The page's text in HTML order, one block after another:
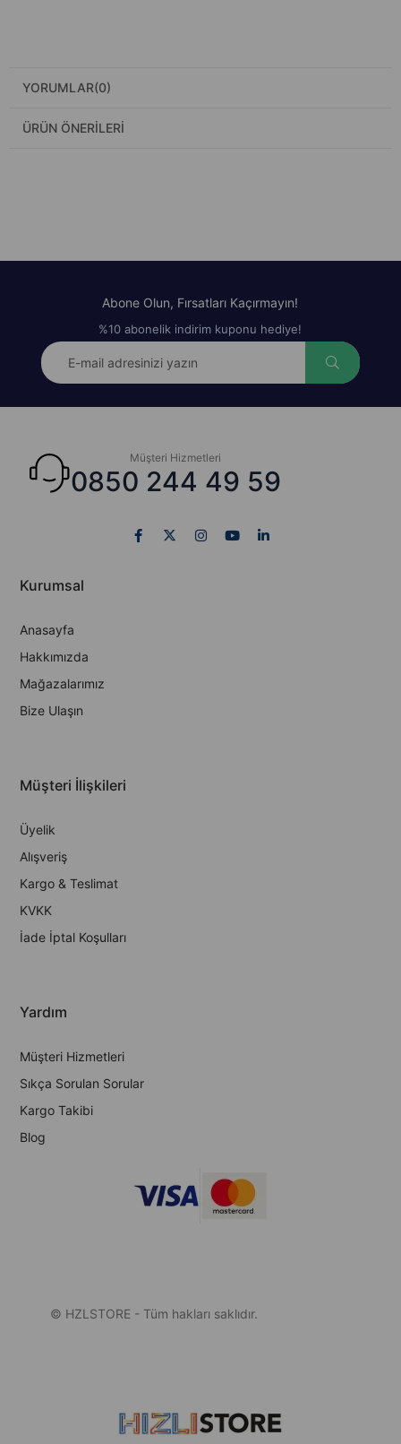
YORUMLAR(0)
ÜRÜN ÖNERILERI
Abone Olun, Fırsatları Kaçırmayın!
%10 abonelik indirim kuponu hediye!
Müşteri Hizmetleri
0850 244 49 59
Kurumsal
Anasayfa
Hakkımızda
Mağazalarımız
Bize Ulaşın
Müşteri İlişkileri
Üyelik
Alışveriş
Kargo & Teslimat
KVKK
İade İptal Koşulları
Yardım
Müşteri Hizmetleri
Sıkça Sorulan Sorular
Kargo Takibi
Blog
© HZLSTORE - Tüm hakları saklıdır.